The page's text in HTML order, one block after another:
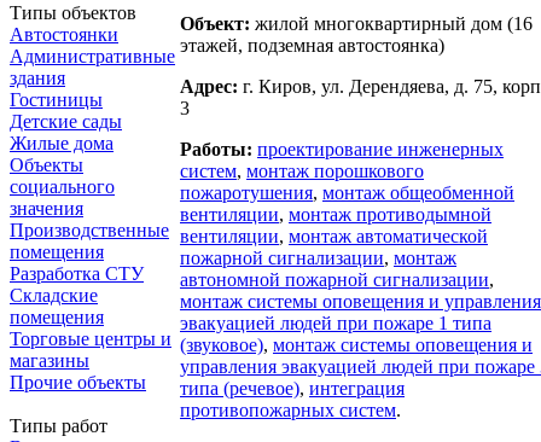
Типы объектов
Автостоянки
Административные
здания
Гостиницы
Детские сады
Жилые дома
Объекты
социального
значения
Производственные
помещения
Разработка СТУ
Складские
помещения
Торговые центры и
магазины
Прочие объекты
Типы работ
Объект: жилой многоквартирный дом (16
этажей, подземная автостоянка)
Адрес: г. Киров, ул. Дерендяева, д. 75,
3
Работы: проектирование инженерных
систем, монтаж порошкового
пожаротушения, монтаж общеобменной
вентиляции, монтаж противодымной
вентиляции, монтаж автоматической
пожарной сигнализации, монтаж
автономной пожарной сигнализации,
монтаж системы оповещения и управления
эвакуацией людей при пожаре 1 типа
(звуковое), монтаж системы оповещения и
управления эвакуацией людей при пожаре
типа (речевое), интеграция
противопожарных систем.